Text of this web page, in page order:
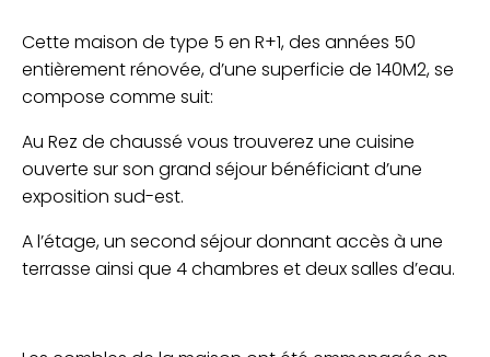
Cette maison de type 5 en R+1, des années 50
entièrement rénovée, d’une superficie de 140M2, se
compose comme suit:
Au Rez de chaussé vous trouverez une cuisine
ouverte sur son grand séjour bénéficiant d’une
exposition sud-est.
A l’étage, un second séjour donnant accès à une
terrasse ainsi que 4 chambres et deux salles d’eau.